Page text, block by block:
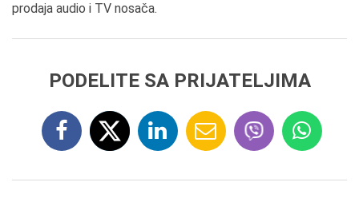
prodaja audio i TV nosača.
PODELITE SA PRIJATELJIMA